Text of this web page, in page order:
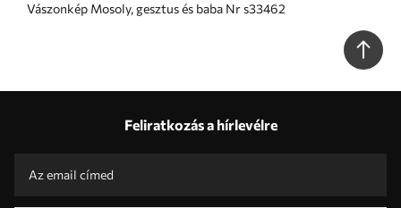
Vászonkép Mosoly, gesztus és baba Nr s33462
Feliratkozás a hírlevélre